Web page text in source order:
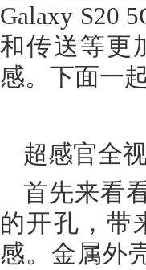
Galaxy S20
和传送等更
感。下面一
超感官全
首先来看
的开孔，带
感。金属外